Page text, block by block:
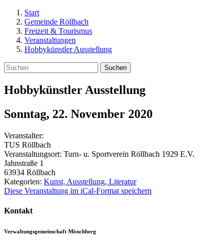
Start
Gemeinde Röllbach
Freizeit & Tourismus
Veranstaltungen
Hobbykünstler Ausstellung
Suchen
Hobbykünstler Ausstellung
Sonntag, 22. November 2020
Veranstalter:
TUS Röllbach
Veranstaltungsort: Turn- u. Sportverein Röllbach 1929 E.V.
Jahnstraße 1
63934 Röllbach
Kategorien: Kunst, Ausstellung, Literatur
Diese Veranstaltung im iCal-Format speichern
Kontakt
Verwaltungsgemeinschaft Mönchberg